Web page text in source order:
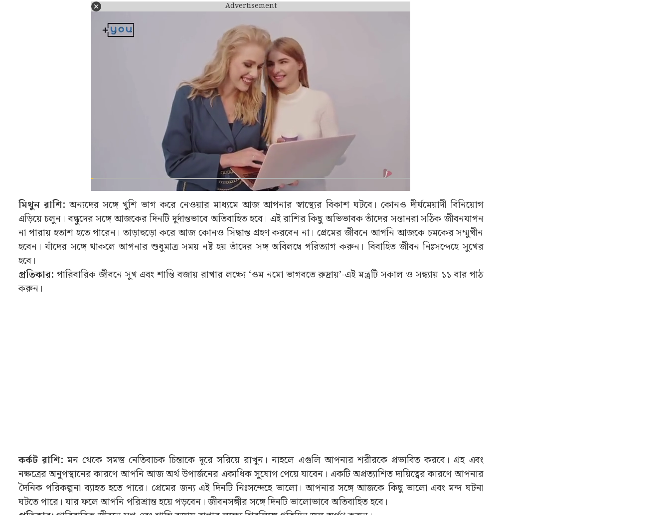
Advertisement
মিথুন রাশি: অন্যদের সঙ্গে খুশি ভাগ করে নেওয়ার মাধ্যমে আজ আপনার স্বাস্থ্যের বিকাশ ঘটবে। কোনও দীর্ঘমেয়াদী বিনিয়োগ
এড়িয়ে চলুন। বন্ধুদের সঙ্গে আজকের দিনটি দুর্দান্তভাবে অতিবাহিত হবে। এই রাশির কিছু অভিভাবক তাঁদের সন্তানরা সঠিক জীবনযাপন
না পারায় হতাশ হতে পারেন। তাড়াহুড়ো করে আজ কোনও সিদ্ধান্ত গ্রহণ করবেন না। প্রেমের জীবনে আপনি আজকে চমকের সম্মুখীন
হবেন। যাঁদের সঙ্গে থাকলে আপনার শুধুমাত্র সময় নষ্ট হয় তাঁদের সঙ্গ অবিলম্বে পরিত্যাগ করুন। বিবাহিত জীবন নিঃসন্দেহে সুখের
হবে।
প্রতিকার: পারিবারিক জীবনে সুখ এবং শান্তি বজায় রাখার লক্ষ্যে ‘ওম নমো ভাগবতে রুদ্রায়’-এই মন্ত্রটি সকাল ও সন্ধ্যায় ১১ বার পাঠ
করুন।
কর্কট রাশি: মন থেকে সমস্ত নেতিবাচক চিন্তাকে দূরে সরিয়ে রাখুন। নাহলে এগুলি আপনার শরীরকে প্রভাবিত করবে। গ্রহ এবং
নক্ষত্রের অনুপস্থানের কারণে আপনি আজ অর্থ উপার্জনের একাধিক সুযোগ পেয়ে যাবেন। একটি অপ্রত্যাশিত দায়িত্বের কারণে আপনার
দৈনিক পরিকল্পনা ব্যাহত হতে পারে। প্রেমের জন্য এই দিনটি নিঃসন্দেহে ভালো। আপনার সঙ্গে আজকে কিছু ভালো এবং মন্দ ঘটনা
ঘটতে পারে। যার ফলে আপনি পরিশ্রান্ত হয়ে পড়বেন। জীবনসঙ্গীর সঙ্গে দিনটি ভালোভাবে অতিবাহিত হবে।